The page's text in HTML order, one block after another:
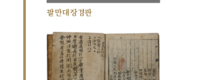
팔만대장경판